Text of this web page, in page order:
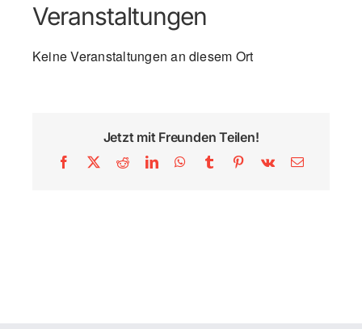
Veranstaltungen
Keine Veranstaltungen an diesem Ort
Jetzt mit Freunden Teilen!
Facebook
X RedditLinkedInWhatsApp
Tumblr Pinterest
Vk
E-